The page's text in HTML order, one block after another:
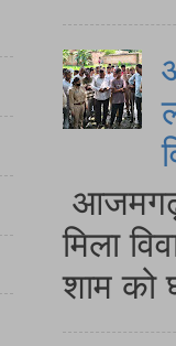
आजमगढ़
मिला
शाम को